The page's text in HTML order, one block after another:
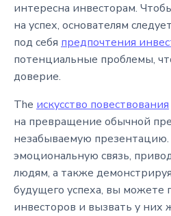
интересна инвесторам.
на успех, основателям
под себя предпочтения
потенциальные проблемы,
доверие.
The искусство повествования
на превращение обычной
незабываемую
эмоциональную связь,
людям, а также
будущего успеха, вы можете
инвесторов и вызвать у них